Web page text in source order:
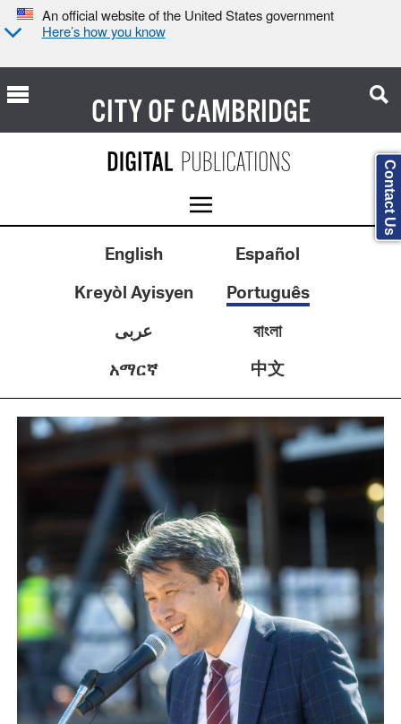
An official website of the United States government
Here’s how you know
CITY OFCAMBRIDGE
English
Español
Kreyòl Ayisyen
Português
عربى
বাংলা
አማርኛ
中文
Contact Us